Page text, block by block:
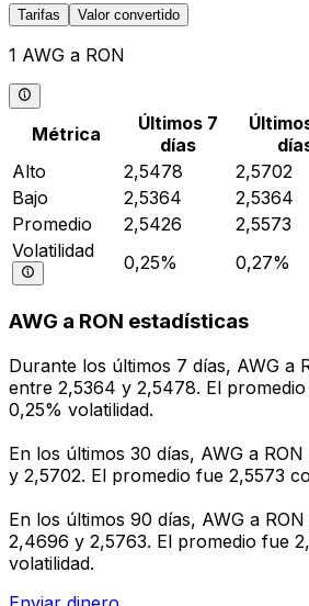
Tarifas Valor convertido
1 AWG a RON
Métrica
Últimos 7
días
Alto
2,5478 2,5702
Bajo
2,5364 2,5364
Promedio
2,5426 2,5573
Volatilidad
0,25% 0,27%
AWG a RON estadísticas
Durante los últimos 7 días, AWG a
entre 2,5364 y 2,5478. El
0,25% volatilidad.
En los últimos 30 días, AWG a
y 2,5702. El promedio fue 2,5573
En los últimos 90 días, AWG a
2,4696 y 2,5763. El promedio fue
volatilidad.